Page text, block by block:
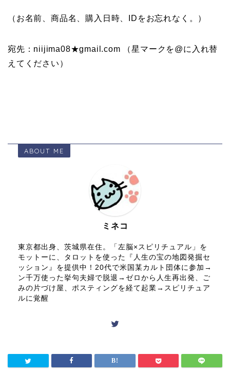
（お名前、商品名、購入日時、IDをお忘れなく。）
宛先：niijima08★gmail.com （星マークを@に入れ替
えてください）
ABOUT ME
ミネコ
東京都出身、茨城県在住。「左脳×スピリチュアル」を
モットーに、タロットを使った『人生の宝の地図発掘セ
ッション』を提供中！20代で米国某カルト団体に参加→
ン千万使った挙句夫婦で脱退→ゼロから人生再出発、ご
みの片づけ屋、ポスティングを経て起業→スピリチュア
ルに覚醒